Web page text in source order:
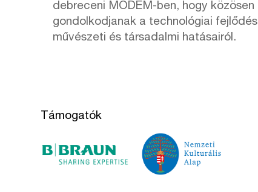
debreceni MODEM-ben, hogy közösen
gondolkodjanak a technológiai fejlődés
művészeti és társadalmi hatásairól.
Támogatók